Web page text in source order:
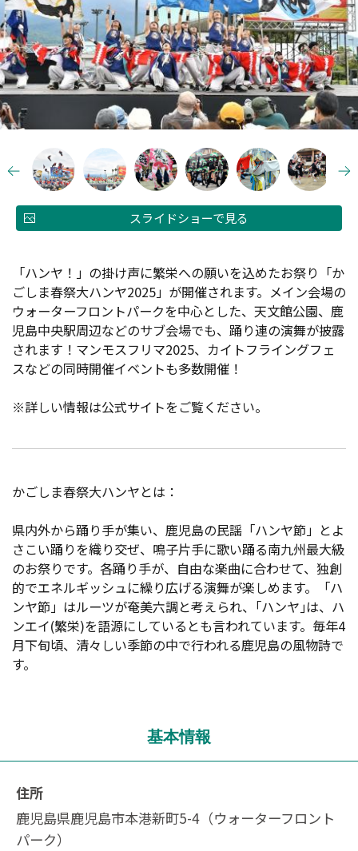
スライドショーで見る
「ハンヤ！」の掛け声に繁栄への願いを込めたお祭り「か
ごしま春祭大ハンヤ2025」が開催されます。メイン会場の
ウォーターフロントパークを中心とした、天文館公園、鹿
児島中央駅周辺などのサブ会場でも、踊り連の演舞が披露
されます！マンモスフリマ2025、カイトフライングフェ
スなどの同時開催イベントも多数開催！
※詳しい情報は公式サイトをご覧ください。
かごしま春祭大ハンヤとは：
県内外から踊り手が集い、鹿児島の民謡「ハンヤ節」とよ
さこい踊りを織り交ぜ、鳴子片手に歌い踊る南九州最大級
のお祭りです。各踊り手が、自由な楽曲に合わせて、独創
的でエネルギッシュに繰り広げる演舞が楽しめます。「ハ
ンヤ節」はルーツが奄美六調と考えられ、｢ハンヤ｣は、ハ
ンエイ(繁栄)を語源にしているとも言われています。毎年4
月下旬頃、清々しい季節の中で行われる鹿児島の風物詩で
す。
基本情報
住所
鹿児島県鹿児島市本港新町5-4（ウォーターフロント
パーク）